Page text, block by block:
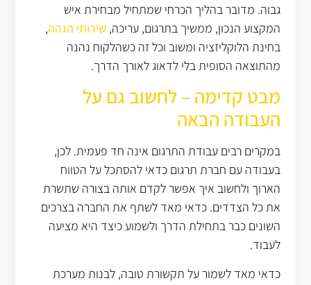
גבוה. מדובר בהליך הכרחי שמתחיל מבחירת איש
המקצוע הנכון, ממשיך בתרגום, עריכה,שירותי הגהה,
בחינת הלוקליזציה ומשוב וכל זה כשהלקוח נהנה
מהתוצאה הסופית בלי לדאוג לאורך הדרך.
מבט קדימה – לחשוב גם על
העבודה הבאה
במקרים רבים עבודת התרגום אינה חד פעמית. לכן,
בעבודה עם חברת תרגום כדאי להסתכל על הטווח
הארוך ולחשוב איך אפשר לקדם אותה בצורה שתשרת
את כל הצדדים. כדאי מאד לשתף את החברה בצרכים
השונים כבר בתחילת הדרך ולשמוע כיצד היא מציעה
לעבוד.
כדאי מאד לשמור על תקשורת טובה, לבנות מערכת